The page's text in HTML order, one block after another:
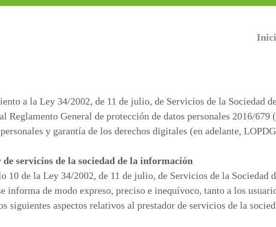
a la Ley 34/2002, de 11 de julio, de Servicios de la Sociedad
General de protección de datos personales 2016/679
y garantía de los derechos digitales (en adelante,
servicios de la sociedad de la información
de la Ley 34/2002, de 11 de julio, de Servicios de la Sociedad
informa de modo expreso, preciso e inequívoco, tanto a los
siguientes aspectos relativos al prestador de servicios de la